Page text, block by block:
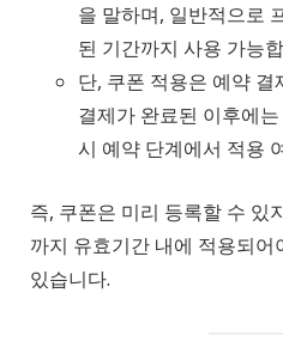
을 말하며, 일반적으로
된 기간까지 사용 가능
단, 쿠폰 적용은 예약
결제가 완료된 이후에
시 예약 단계에서 적용
즉, 쿠폰은 미리 등록할 수 있
까지 유효기간 내에 적용되
있습니다.